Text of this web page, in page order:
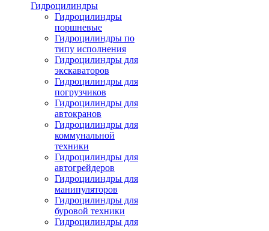
Гидроцилиндры
Гидроцилиндры
поршневые
Гидроцилиндры по
типу исполнения
Гидроцилиндры для
экскаваторов
Гидроцилиндры для
погрузчиков
Гидроцилиндры для
автокранов
Гидроцилиндры для
коммунальной
техники
Гидроцилиндры для
автогрейдеров
Гидроцилиндры для
манипуляторов
Гидроцилиндры для
буровой техники
Гидроцилиндры для